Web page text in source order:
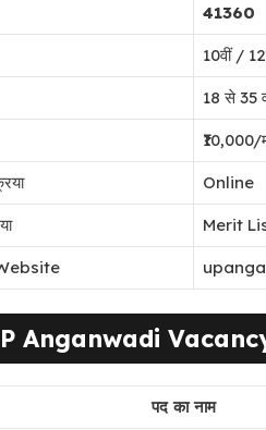
41360
10वीं /
18 से 35
₹10,000/
Online
Merit
Anganwadi
पद का नाम